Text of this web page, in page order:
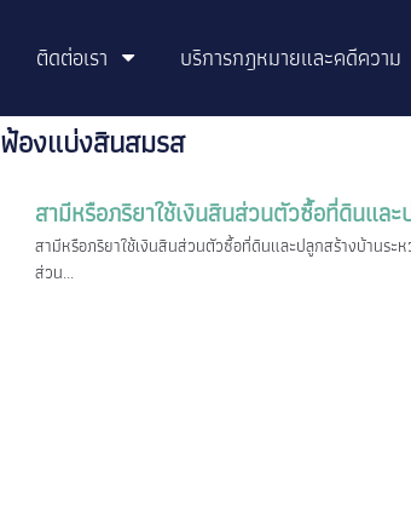
ติดต่อเรา บริการกฎหมายและคดีความ
ฟ้องแบ่งสินสมรส
สามีหรือภริยาใช้เงินสินส่วนตัวซื้อที่ดินแล
สามีหรือภริยาใช้เงินสินส่วนตัวซื้อที่ดินและปลูกสร้างบ้านร
ส่วน...